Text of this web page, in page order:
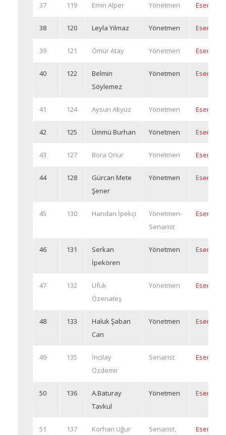
37 119 Emin Alper Yönetmen Eserleri
38 120 Leyla Yılmaz Yönetmen Eserleri
39 121 Ömür Atay Yönetmen Eserleri
40 122
Belmin
Söylemez
Yönetmen Eserleri
41 124 Aysun Akyüz Yönetmen Eserleri
42 125 Ümmü Burhan Yönetmen Eserleri
43 127 Bora Onur Yönetmen Eserleri
44 128
Gürcan Mete
Şener
Yönetmen Eserleri
45 130 Handan İpekçi
Yönetmen-
Senarist
Eserleri
46 131
Serkan
İpekören
Yönetmen Eserleri
47 132
Ufuk
Özenateş
Yönetmen Eserleri
48 133
Haluk Şaban
Can
Yönetmen Eserleri
49 135
İncilay
Özdemir
Senarist Eserleri
50 136
A.Baturay
Tavkul
Yönetmen Eserleri
51 137 Korhan Uğur Senarist, Eserleri